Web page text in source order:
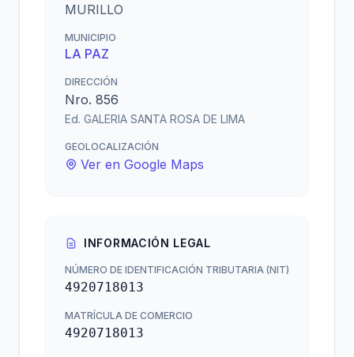
MURILLO
MUNICIPIO
LA PAZ
DIRECCIÓN
Nro. 856
Ed. GALERIA SANTA ROSA DE LIMA
GEOLOCALIZACIÓN
Ver en Google Maps
INFORMACIÓN LEGAL
NÚMERO DE IDENTIFICACIÓN TRIBUTARIA (NIT)
4920718013
MATRÍCULA DE COMERCIO
4920718013